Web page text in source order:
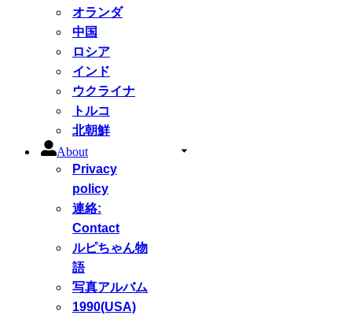
オランダ
中国
ロシア
インド
ウクライナ
トルコ
北朝鮮
About
Privacy
policy
連絡:
Contact
ルピちゃん物
語
写真アルバム
1990(USA)